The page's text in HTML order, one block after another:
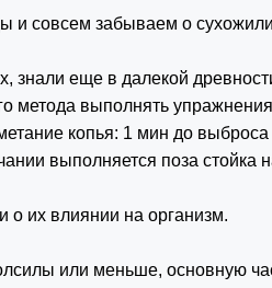
совсем забываем о
знали еще в далекой
метода выполнять
копья: 1 мин до
выполняется поза стойка
о их влиянии на организм.
или меньше, основную